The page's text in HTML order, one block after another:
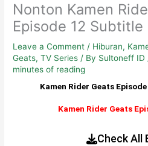
Nonton Kamen
Episode 12 Subtitle
Leave a Comment / Hiburan,
Geats,TV Series / By Sultoneff ID
minutes of reading
Kamen Rider Geats
Kamen Rider Geats
Check All